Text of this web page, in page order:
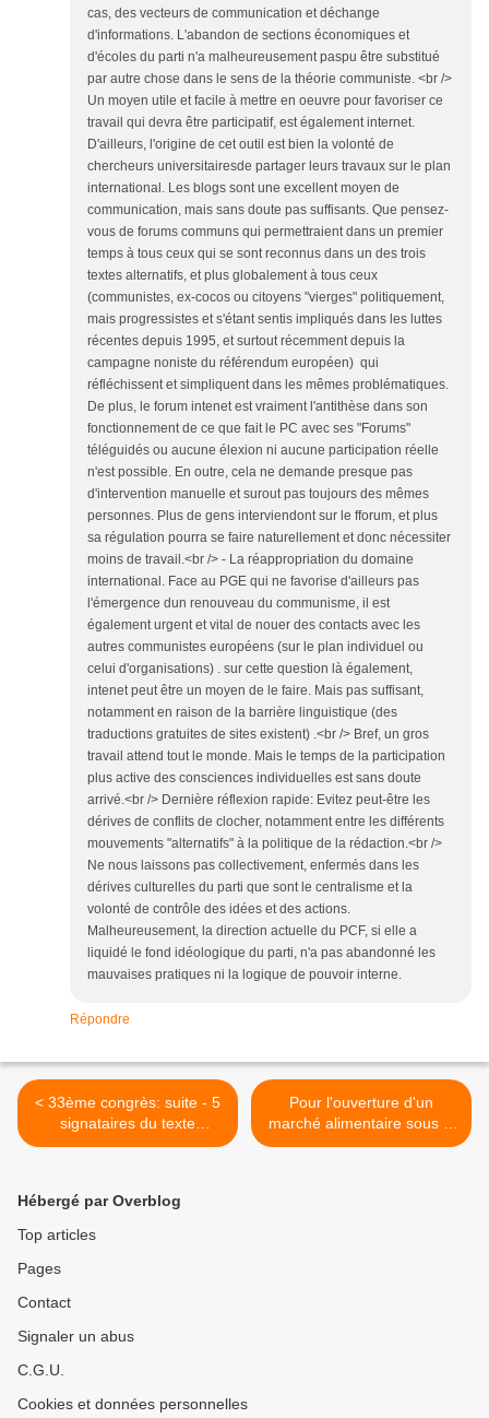
cas, des vecteurs de communication et déchange
d'informations. L'abandon de sections économiques et
d'écoles du parti n'a malheureusement paspu être substitué
par autre chose dans le sens de la théorie communiste. <br />
Un moyen utile et facile à mettre en oeuvre pour favoriser ce
travail qui devra être participatif, est également internet.
D'ailleurs, l'origine de cet outil est bien la volonté de
chercheurs universitairesde partager leurs travaux sur le plan
international. Les blogs sont une excellent moyen de
communication, mais sans doute pas suffisants. Que pensez-
vous de forums communs qui permettraient dans un premier
temps à tous ceux qui se sont reconnus dans un des trois
textes alternatifs, et plus globalement à tous ceux
(communistes, ex-cocos ou citoyens "vierges" politiquement,
mais progressistes et s'étant sentis impliqués dans les luttes
récentes depuis 1995, et surtout récemment depuis la
campagne noniste du référendum européen) qui
réfléchissent et simpliquent dans les mêmes problématiques.
De plus, le forum intenet est vraiment l'antithèse dans son
fonctionnement de ce que fait le PC avec ses "Forums"
téléguidés ou aucune élexion ni aucune participation réelle
n'est possible. En outre, cela ne demande presque pas
d'intervention manuelle et surout pas toujours des mêmes
personnes. Plus de gens interviendont sur le fforum, et plus
sa régulation pourra se faire naturellement et donc nécessiter
moins de travail.<br /> - La réappropriation du domaine
international. Face au PGE qui ne favorise d'ailleurs pas
l'émergence dun renouveau du communisme, il est
également urgent et vital de nouer des contacts avec les
autres communistes européens (sur le plan individuel ou
celui d'organisations) . sur cette question là également,
intenet peut être un moyen de le faire. Mais pas suffisant,
notamment en raison de la barrière linguistique (des
traductions gratuites de sites existent) .<br /> Bref, un gros
travail attend tout le monde. Mais le temps de la participation
plus active des consciences individuelles est sans doute
arrivé.<br /> Dernière réflexion rapide: Evitez peut-être les
dérives de conflits de clocher, notamment entre les différents
mouvements "alternatifs" à la politique de la rédaction.<br />
Ne nous laissons pas collectivement, enfermés dans les
dérives culturelles du parti que sont le centralisme et la
volonté de contrôle des idées et des actions.
Malheureusement, la direction actuelle du PCF, si elle a
liquidé le fond idéologique du parti, n'a pas abandonné les
mauvaises pratiques ni la logique de pouvoir interne.
Répondre
< 33ème congrès: suite - 5
signataires du texte
"Remettons le PCF sur les
Pour l'ouverture d'un
marché alimentaire sous la
halle aux chevaux du Parc
Hébergé par Overblog
Top articles
Pages
Contact
Signaler un abus
C.G.U.
Cookies et données personnelles